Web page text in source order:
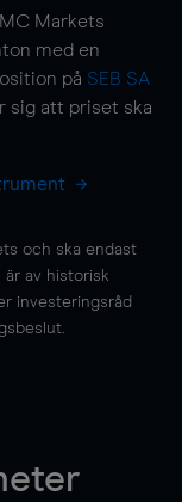
Markets
med en
på SEB SA
sig att priset ska
och ska endast
är av historisk
investeringsråd